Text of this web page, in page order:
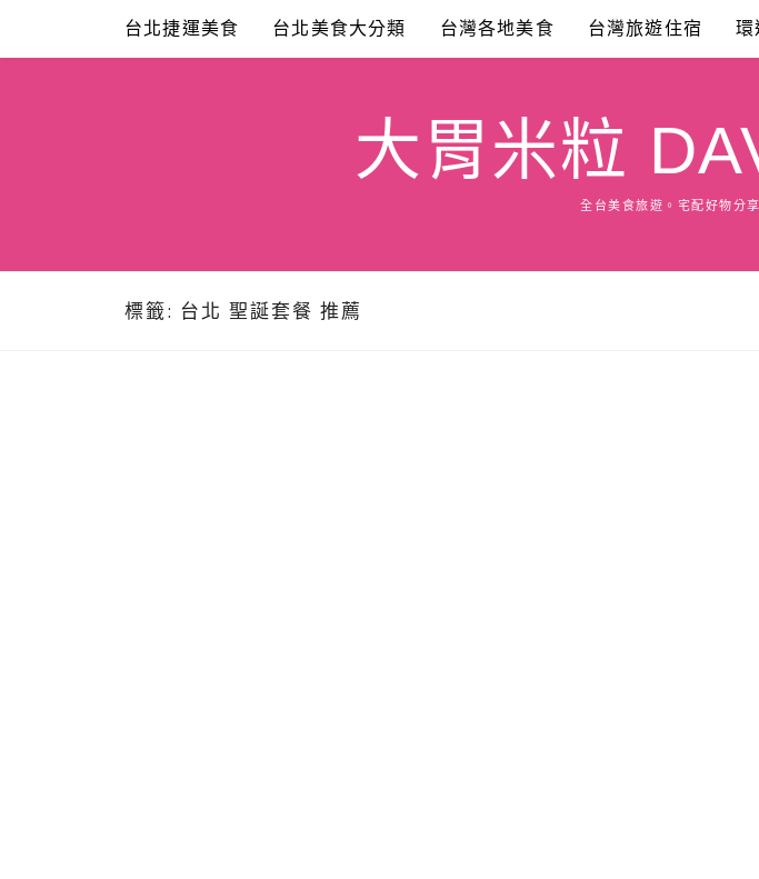
content
台北捷運美食 台北美食大分類 台灣各地美食 台灣旅遊住宿 環
大胃米粒
全台美食旅遊。宅配好物分
標籤: 台北 聖誕套餐 推薦